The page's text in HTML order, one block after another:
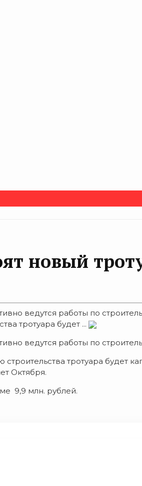
новый
ведутся работы по
тротуара будет ...
ведутся работы по
тротуара будет
Октября.
9,9 млн. рублей.